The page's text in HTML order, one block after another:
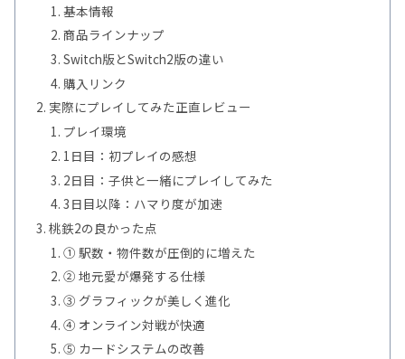
基本情報
商品ラインナップ
Switch版とSwitch2版の違い
購入リンク
実際にプレイしてみた正直レビュー
プレイ環境
1日目：初プレイの感想
2日目：子供と一緒にプレイしてみた
3日目以降：ハマり度が加速
桃鉄2の良かった点
① 駅数・物件数が圧倒的に増えた
② 地元愛が爆発する仕様
③ グラフィックが美しく進化
④ オンライン対戦が快適
⑤ カードシステムの改善